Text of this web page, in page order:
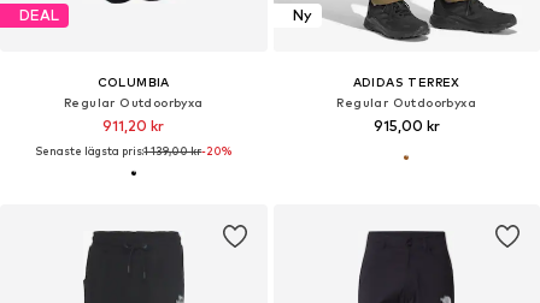
DEAL
COLUMBIA
Regular Outdoorbyxa
911,20 kr
Senaste lägsta pris:1 139,00 kr-20%
Ny
ADIDAS TERREX
Regular Outdoorbyxa
915,00 kr